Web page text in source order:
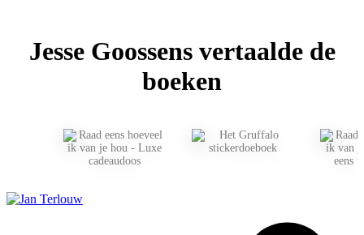
Jesse Goossens vertaalde de
boeken